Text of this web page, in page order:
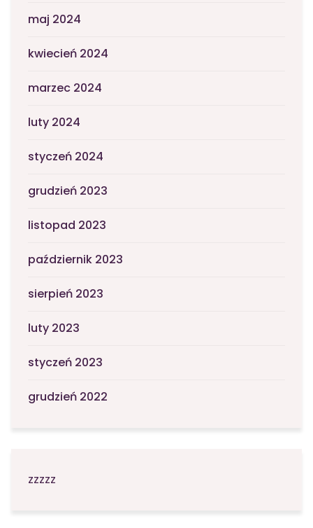
maj 2024
kwiecień 2024
marzec 2024
luty 2024
styczeń 2024
grudzień 2023
listopad 2023
październik 2023
sierpień 2023
luty 2023
styczeń 2023
grudzień 2022
zzzzz